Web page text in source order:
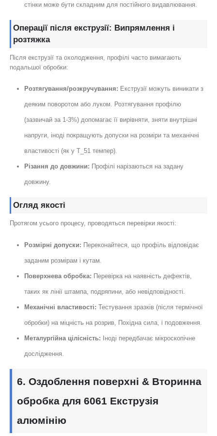
стінки може бути складним для постійного видавлювання.
Операції після екструзії: Випрямлення і
розтяжка
Після екструзії та охолодження, профілі часто вимагають
подальшої обробки:
Розтягування/розкручування: Екструзії можуть виникати з
деяким поворотом або луком. Розтягування профілю
(зазвичай за 1-3%) допомагає її вирівняти, зняти внутрішні
напруги, іноді покращують допуски на розміри та механічні
властивості (як у Т_51 темпер).
Різання до довжини: Профілі нарізаються на задану
довжину.
Огляд якості
Протягом усього процесу, проводяться перевірки якості:
Розмірні допуски: Переконайтеся, що профіль відповідає
заданим розмірам і кутам.
Поверхнева обробка: Перевірка на наявність дефектів,
таких як лінії штампа, подряпини, або невідповідності.
Механічні властивості: Тестування зразків (після термічної
обробки) на міцність на розрив, Похідна сила, і подовження.
Металургійна цілісність: Іноді передбачає мікроскопічне
дослідження.
6. Оздоблення поверхні & Вторинна
обробка для 6061 Екструзія
алюмінію